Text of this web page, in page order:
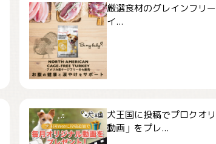
厳選食材のグレインフリ
イ...
犬王国に投稿でプロクオ
動画」をプレ...